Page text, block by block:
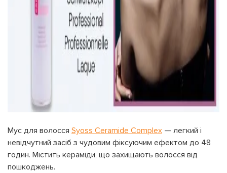
Мус для волосся Syoss Ceramide Complex — легкий і
невідчутний засіб з чудовим фіксуючим ефектом до 48
годин. Містить кераміди, що захищають волосся від
пошкоджень.